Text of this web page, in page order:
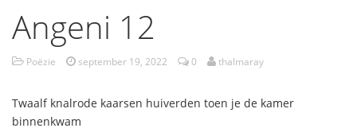
Angeni 12
Poëzie september 19, 2022 0 thalmaray
Twaalf knalrode kaarsen huiverden toen je de kamer
binnenkwam